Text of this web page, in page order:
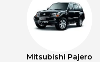
Mitsubishi Pajero